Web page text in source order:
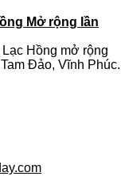
Mở rộng lần
Hồng mở rộng
Đảo, Vĩnh Phúc.